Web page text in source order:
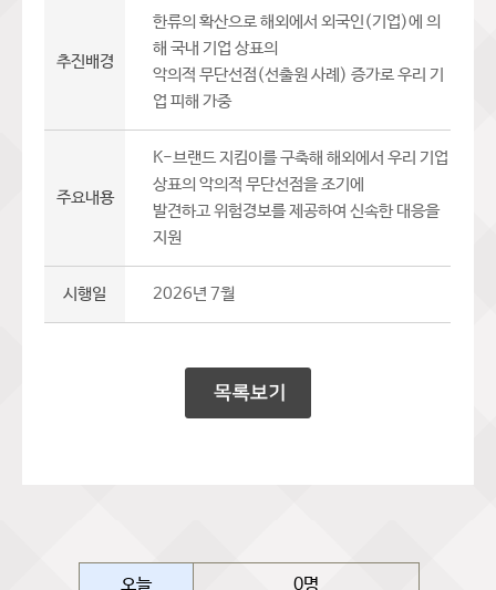
추진배경
한류의 확산으로 해외에서 외국인(기업)에 의
해 국내 기업 상표의
악의적 무단선점(선출원 사례) 증가로 우리 기
업 피해 가중
주요내용
K-브랜드 지킴이를 구축해 해외에서 우리 기업
상표의 악의적 무단선점을 조기에
발견하고 위험경보를 제공하여 신속한 대응을
지원
시행일 2026년 7월
오늘 0명